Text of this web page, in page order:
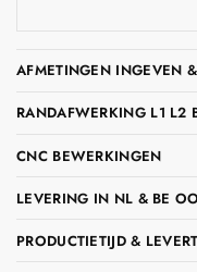
AFMETINGEN INGEVEN
RANDAFWERKING L1 L2
CNC BEWERKINGEN
LEVERING IN NL & BE
PRODUCTIETIJD &